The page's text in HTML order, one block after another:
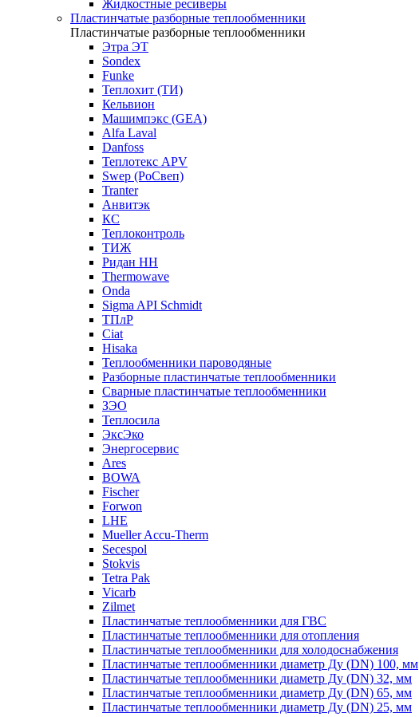
Жидкостные ресиверы
Пластинчатые разборные теплообменники
Пластинчатые разборные теплообменники
Этра ЭТ
Sondex
Funke
Теплохит (ТИ)
Кельвион
Машимпэкс (GEA)
Alfa Laval
Danfoss
Теплотекс APV
Swep (РоСвеп)
Tranter
Анвитэк
КС
Теплоконтроль
ТИЖ
Ридан НН
Thermowave
Onda
Sigma API Schmidt
ТПлР
Ciat
Hisaka
Теплообменники пароводяные
Разборные пластинчатые теплообменники
Сварные пластинчатые теплообменники
ЗЭО
Теплосила
ЭксЭко
Энергосервис
Ares
BOWA
Fischer
Forwon
LHE
Mueller Accu-Therm
Secespol
Stokvis
Tetra Pak
Vicarb
Zilmet
Пластинчатые теплообменники для ГВС
Пластинчатые теплообменники для отопления
Пластинчатые теплообменники для холодоснабжения
Пластинчатые теплообменники диаметр Ду (DN) 100, мм
Пластинчатые теплообменники диаметр Ду (DN) 32, мм
Пластинчатые теплообменники диаметр Ду (DN) 65, мм
Пластинчатые теплообменники диаметр Ду (DN) 25, мм